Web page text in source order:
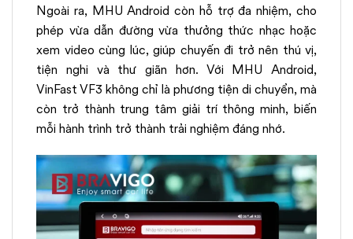
Ngoài ra, MHU Android còn hỗ trợ đa nhiệm, cho
phép vừa dẫn đường vừa thưởng thức nhạc hoặc
xem video cùng lúc, giúp chuyến đi trở nên thú vị,
tiện nghi và thư giãn hơn. Với MHU Android,
VinFast VF3 không chỉ là phương tiện di chuyển, mà
còn trở thành trung tâm giải trí thông minh, biến
mỗi hành trình trở thành trải nghiệm đáng nhớ.